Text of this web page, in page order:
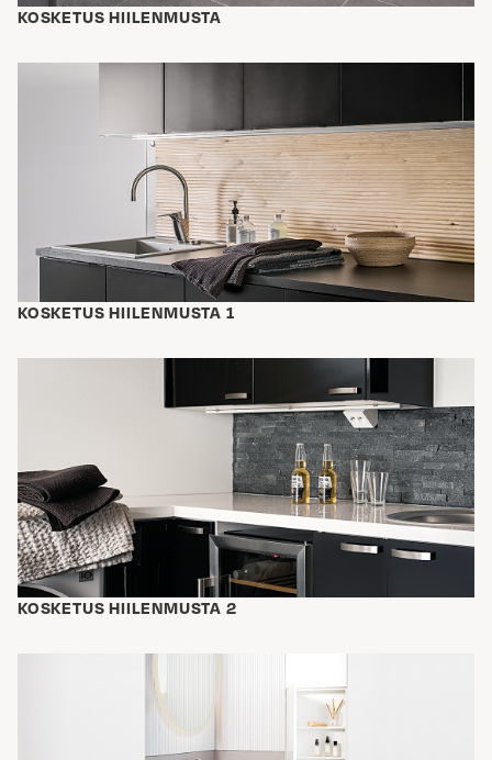
KOSKETUS HIILENMUSTA
KOSKETUS HIILENMUSTA 1
KOSKETUS HIILENMUSTA 2